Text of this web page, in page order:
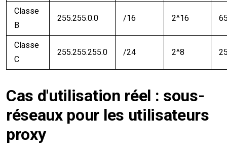
Classe
B
255.255.0.0 /16 2^16
Classe
C
255.255.255.0 /24 2^8
Cas d'utilisation réel : sous-
réseaux pour les utilisateurs
proxy